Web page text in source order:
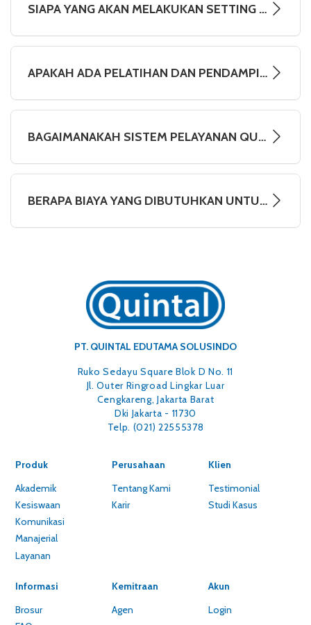
SIAPA YANG AKAN MELAKUKAN SETTING DATA AWAL DI QUINTAL?
APAKAH ADA PELATIHAN DAN PENDAMPINGAN BAGI PARA GURU DAN STAFF SEKOLAH?
BAGAIMANAKAH SISTEM PELAYANAN QUINTAL?
BERAPA BIAYA YANG DIBUTUHKAN UNTUK MENGGUNAKAN QUINTAL?
PT. QUINTAL EDUTAMA SOLUSINDO
Ruko Sedayu Square Blok D No. 11
Jl. Outer Ringroad Lingkar Luar
Cengkareng, Jakarta Barat
Dki Jakarta - 11730
Telp. (021) 22555378
Produk
Akademik
Kesiswaan
Komunikasi
Manajerial
Layanan
Perusahaan
Tentang Kami
Karir
Klien
Testimonial
Studi Kasus
Informasi
Brosur
Kemitraan
Agen
Akun
Login